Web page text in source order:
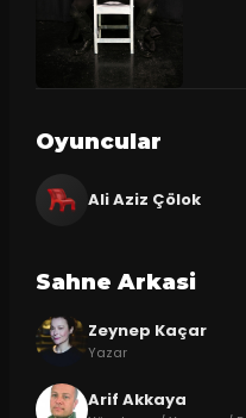
Oyuncular
Ali Aziz Çölok
Sahne Arkasi
Zeynep Kaçar
Yazar
Arif Akkaya